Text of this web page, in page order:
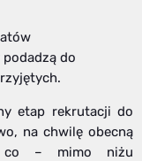
do
etap rekrutacji do
na chwilę obecną
co – mimo niżu